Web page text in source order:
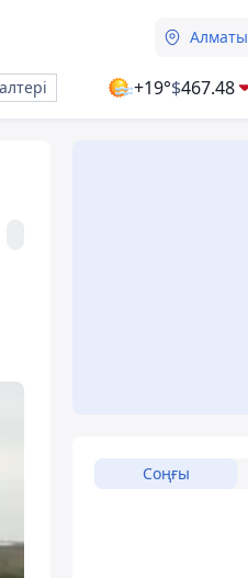
Алматы
+19°$467.48
Соңғы